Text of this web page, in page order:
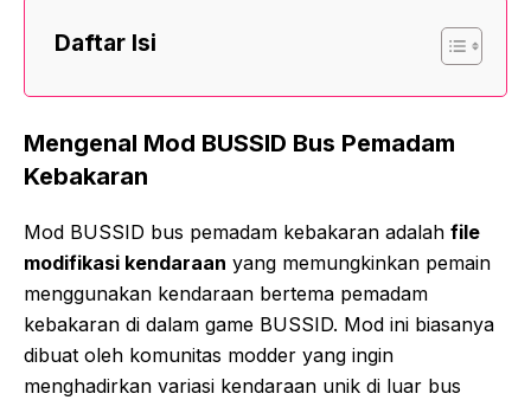
Daftar Isi
Mengenal Mod BUSSID Bus Pemadam
Kebakaran
Mod BUSSID bus pemadam kebakaran adalah file
modifikasi kendaraan yang memungkinkan pemain
menggunakan kendaraan bertema pemadam
kebakaran di dalam game BUSSID. Mod ini biasanya
dibuat oleh komunitas modder yang ingin
menghadirkan variasi kendaraan unik di luar bus